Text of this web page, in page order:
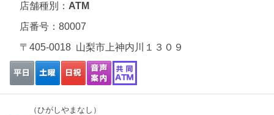
店舗種別： ATM
店番号：80007
〒405-0018 山梨市上神内川１３０９
（ひがしやまなし）